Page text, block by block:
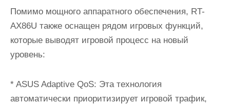
Помимо мощного аппаратного обеспечения, RT-
AX86U также оснащен рядом игровых функций,
которые выводят игровой процесс на новый
уровень:
* ASUS Adaptive QoS: Эта технология
автоматически приоритизирует игровой трафик,